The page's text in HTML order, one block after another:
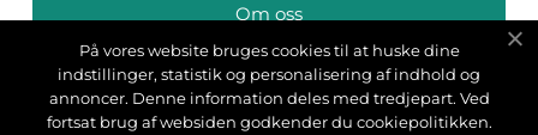
Om oss
Cookies
Kontakta oss
Sitemap
På vores website bruges cookies til at huske dine
indstillinger, statistik og personalisering af indhold og
annoncer. Denne information deles med tredjepart. Ved
fortsat brug af websiden godkender du cookiepolitikken.